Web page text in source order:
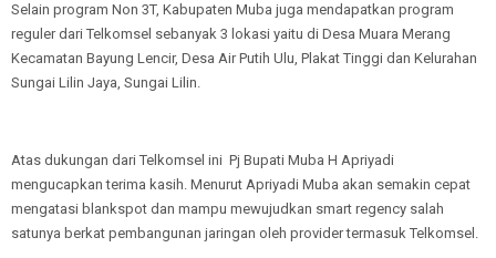
Selain program Non 3T, Kabupaten Muba juga mendapatkan program
reguler dari Telkomsel sebanyak 3 lokasi yaitu di Desa Muara Merang
Kecamatan Bayung Lencir, Desa Air Putih Ulu, Plakat Tinggi dan Kelurahan
Sungai Lilin Jaya, Sungai Lilin.
Atas dukungan dari Telkomsel ini Pj Bupati Muba H Apriyadi
mengucapkan terima kasih. Menurut Apriyadi Muba akan semakin cepat
mengatasi blankspot dan mampu mewujudkan smart regency salah
satunya berkat pembangunan jaringan oleh provider termasuk Telkomsel.